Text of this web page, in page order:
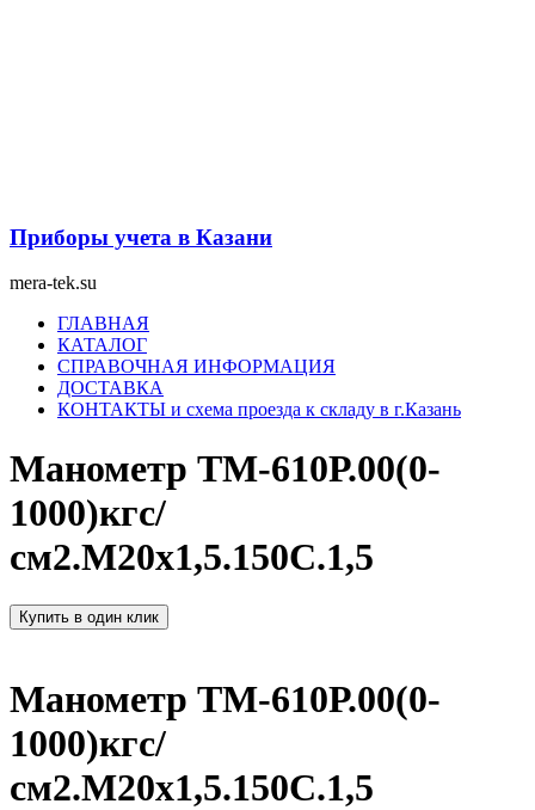
Приборы учета в Казани
mera-tek.su
МенюГЛАВНАЯ
КАТАЛОГ
СПРАВОЧНАЯ ИНФОРМАЦИЯ
ДОСТАВКА
КОНТАКТЫ и схема проезда к складу в г.Казань
Манометр ТМ-610Р.00(0-
1000)кгс/
см2.M20х1,5.150С.1,5
Купить в один клик
Манометр ТМ-610Р.00(0-
1000)кгс/
см2.M20х1,5.150С.1,5